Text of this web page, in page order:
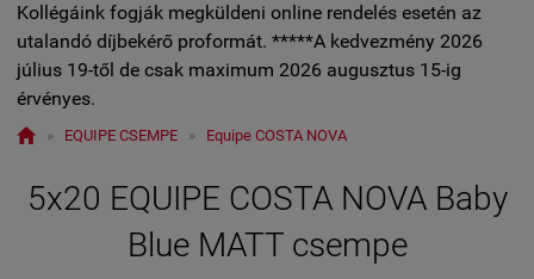
Kollégáink fogják megküldeni online rendelés esetén az
utalandó díjbekérő proformát. *****A kedvezmény 2026
július 19-től de csak maximum 2026 augusztus 15-ig
érvényes.
 » EQUIPE CSEMPE » Equipe COSTA NOVA
5x20 EQUIPE COSTA NOVA Baby
Blue MATT csempe